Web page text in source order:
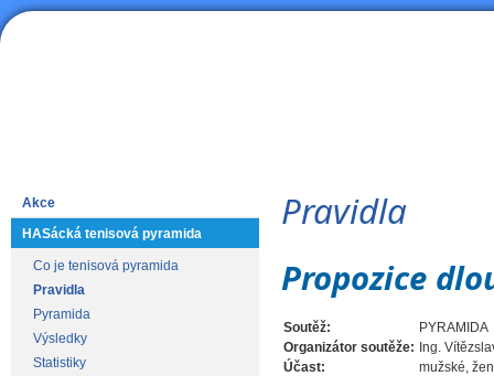
Akce
HASácká tenisová pyramida
Co je tenisová pyramida
Pravidla
Pyramida
Výsledky
Statistiky
Pravidla
Propozice
Soutěž:
PYRAMIDA
Organizátor soutěže: Ing.
Účast:
mužské,